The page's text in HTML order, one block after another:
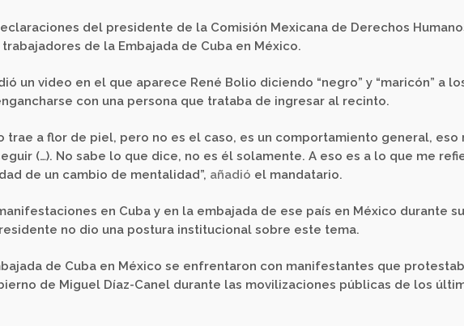
del presidente de la Comisión Mexicana de Derechos
de la Embajada de Cuba en México.
un video en el que aparece René Bolio diciendo “negro” y “maricón” a
con una persona que trataba de ingresar al recinto.
trae a flor de piel, pero no es el caso, es un comportamiento general, eso
(…). No sabe lo que dice, no es él solamente. A eso es a lo que me
de un cambio de mentalidad”, añadió el mandatario.
en Cuba y en la embajada de ese país en México durante su
no dio una postura institucional sobre este tema.
de Cuba en México se enfrentaron con manifestantes que
de Miguel Díaz-Canel durante las movilizaciones públicas de los